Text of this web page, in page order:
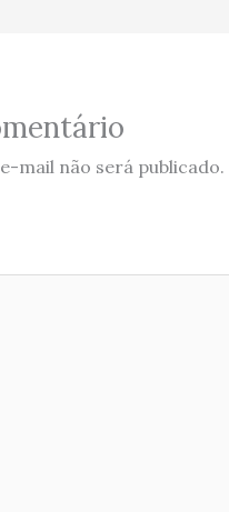
mail não será publicado.